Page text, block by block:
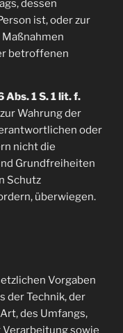
dessen
ist, oder zur
betroffenen
1 S. 1 lit. f.
Wahrung der
oder
nicht die
Grundfreiheiten
Schutz
überwiegen.
Vorgaben
der Technik, der
des Umfangs,
Verarbeitung sowie